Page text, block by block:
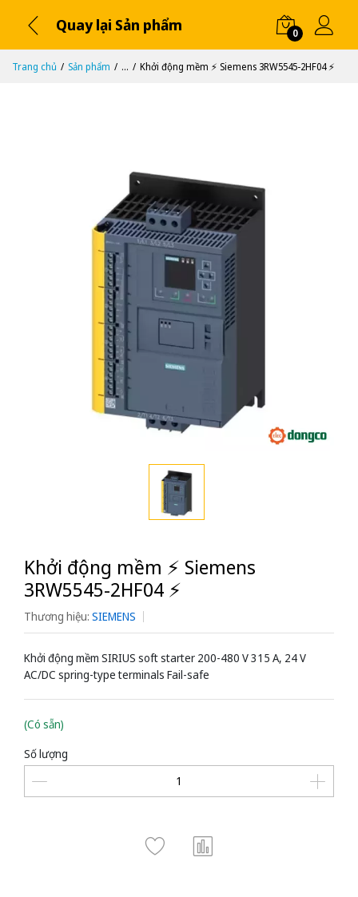
Quay lại Sản phẩm 0
Trang chủ Sản phẩm ... Khởi động mềm ⚡️ Siemens 3RW5545-2HF04 ⚡️
Khởi động mềm ⚡️ Siemens
3RW5545-2HF04 ⚡️
Thương hiệu: SIEMENS
Khởi động mềm SIRIUS soft starter 200-480 V 315 A, 24 V
AC/DC spring-type terminals Fail-safe
(Có sẵn)
Số lượng